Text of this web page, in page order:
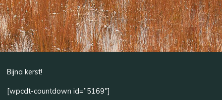
Bijna kerst!
[wpcdt-countdown id=”5169″]